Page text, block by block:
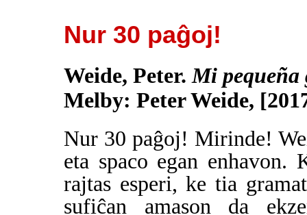
Nur 30 paĝoj!
Weide, Peter.Mi pequeña
Melby: Peter Weide,
Nur 30 paĝoj! Mirinde!
eta spaco egan enhavon.
rajtas esperi, ke tia
sufiĉan amason da